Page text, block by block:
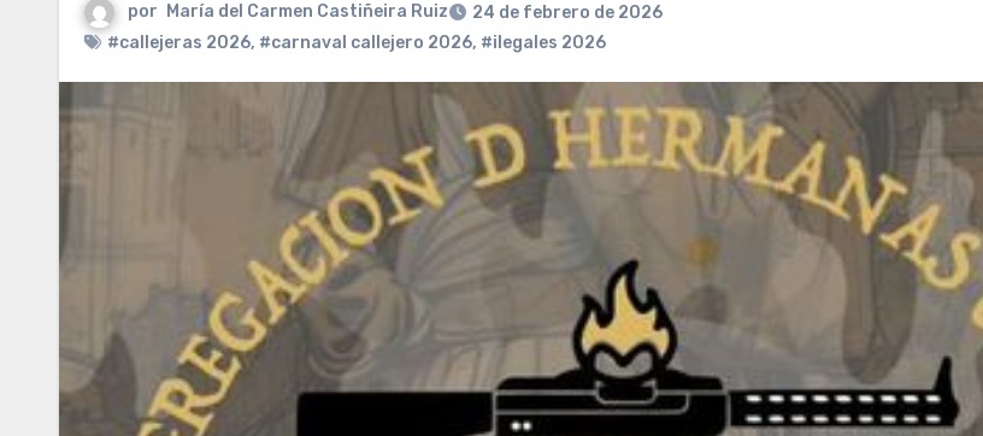
por María del Carmen Castiñeira Ruiz
24 de febrero de 2026
#callejeras 2026, #carnaval callejero 2026, #ilegales 2026